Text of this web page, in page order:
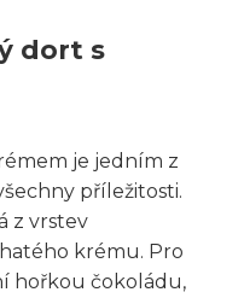
dort s
je jedním z
příležitosti.
z vrstev
krému. Pro
hořkou čokoládu,